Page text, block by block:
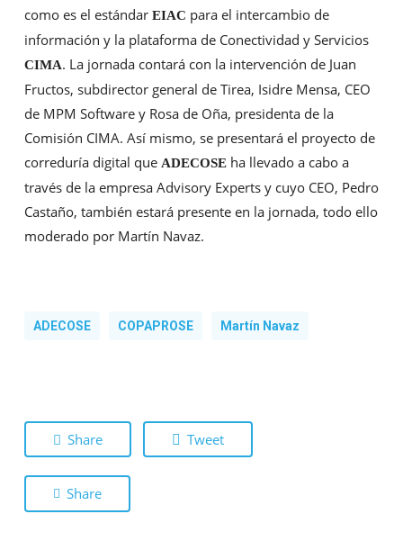
como es el estándar EIAC para el intercambio de
información y la plataforma de Conectividad y Servicios
CIMA. La jornada contará con la intervención de Juan
Fructos, subdirector general de Tirea, Isidre Mensa, CEO
de MPM Software y Rosa de Oña, presidenta de la
Comisión CIMA. Así mismo, se presentará el proyecto de
correduría digital que ADECOSEha llevado a cabo a
través de la empresa Advisory Experts y cuyo CEO, Pedro
Castaño, también estará presente en la jornada, todo ello
moderado por Martín Navaz.
ADECOSE COPAPROSE Martín Navaz
Share Tweet
Share